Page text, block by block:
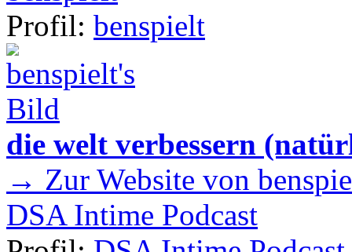
Profil: benspielt
die welt verbessern
→ Zur Website von
DSA Intime Podcast